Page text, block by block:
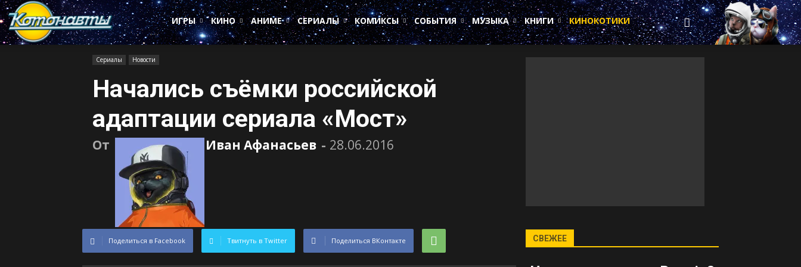
Котонавты
ИГРЫ
КИНО АНИМЕ СЕРИАЛЫ КОМИКСЫ СОБЫТИЯ МУЗЫКА КНИГИ КИНОКОТИКИ
Сериалы Новости
Начались съёмки российской
адаптации сериала «Мост»
От Иван Афанасьев - 28.06.2016
Поделиться в Facebook Твитнуть в Twitter Поделиться ВКонтакте СВЕЖЕЕ